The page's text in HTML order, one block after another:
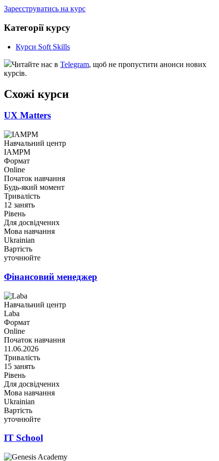
Зареєструватись на курс
Категорії курсу
Курси Soft Skills
Читайте нас в Telegram, щоб не пропустити анонси нових
курсів.
Схожі курси
UX Matters
Навчальний центр
IAMPM
Формат
Online
Початок навчання
Будь-який момент
Тривалість
12 занять
Рівень
Для досвідчених
Мова навчання
Ukrainian
Вартість
уточнюйте
Фінансовий менеджер
Навчальний центр
Laba
Формат
Online
Початок навчання
11.06.2026
Тривалість
15 занять
Рівень
Для досвідчених
Мова навчання
Ukrainian
Вартість
уточнюйте
IT School